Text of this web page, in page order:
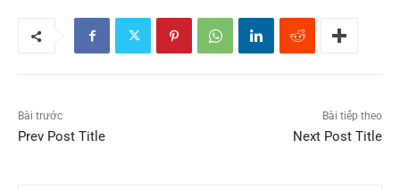
Bài trước
Prev Post Title
Bài tiếp theo
Next Post Title